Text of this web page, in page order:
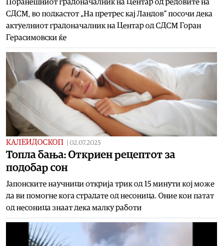
Поранешниот градоначалник на Центар од редовите на
СДСМ, во подкастот „На претрес кај Ландов“ посочи дека
актуелниот градоначалник на Центар од СДСМ Горан
Герасимовски ќе
КАЛЕИДОСКОП 02.07.2025
Топла бања: Откриен рецептот за
подобар сон
Јапонските научници открија трик од 15 минути кој може
да ви помогне кога страдате од несоница. Оние кои патат
од несоница знаат дека малку работи